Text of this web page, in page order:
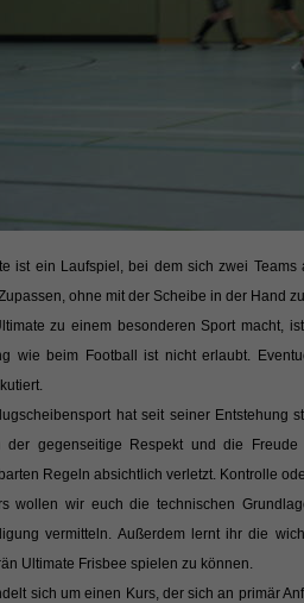
ist ein Laufspiel, bei dem sich zwei
ohne mit der Scheibe in der Hand
zu einem besonderen Sport macht,
wie beim Football ist nicht erlaubt.
hat seit seiner Entstehung
der gegenseitige Respekt und die
Regeln absichtlich verletzt. Kontrolle
wollen wir euch die technischen
vermitteln. Außerdem lernt ihr die
Ultimate Frisbee spielen zu können.
sich um einen Kurs, der sich an primär